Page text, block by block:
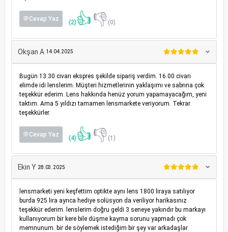
💬Cevap Yaz (2) 👍👎(0)
Okşan A 14.04.2025
Bugün 13.30 civarı ekspres şekilde sipariş verdim. 16.00 civarı
elimde idi lenslerim. Müşteri hizmetlerinin yaklaşımı ve sabrına çok
teşekkür ederim. Lens hakkında henüz yorum yapamayacağım, yeni
taktım. Ama 5 yıldızı tamamen lensmarkete veriyorum. Tekrar
teşekkürler.
💬Cevap Yaz (4) 👍👎(1)
Ekin Y 28.03.2025
lensmarketi yeni keşfettim optikte aynı lens 1800 liraya satılıyor
burda 925 lira ayrıca hediye solüsyon da veriliyor harikasınız
teşekkür ederim. lenslerim doğru geldi 3 seneye yakındır bu markayı
kullanıyorum bir kere bile düşme kayma sorunu yapmadı çok
memnunum. bir de söylemek istediğim bir şey var arkadaşlar